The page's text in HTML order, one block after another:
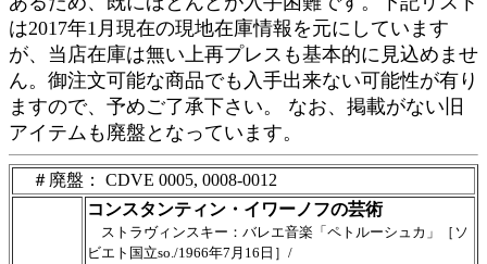
は2017年1月現在の現地在庫情報を元にしています
が、当店在庫は無い上再プレスも基本的に見込めませ
ん。御注文可能な商品でも入手出来ない可能性が有り
ますので、予めご了承下さい。 なお、掲載がない旧
アイテムも廃盤となっています。
＃廃盤： CDVE 0005, 0008-0012
コンスタンティン・イワーノフの芸術
ストラヴィンスキー：バレエ音楽「ペトルーシュカ」［ソ
ビエト国立so./1966年7月16日］/